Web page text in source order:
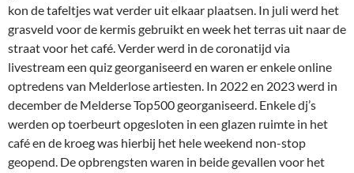
kon de tafeltjes wat verder uit elkaar plaatsen. In juli werd het
grasveld voor de kermis gebruikt en week het terras uit naar de
straat voor het café. Verder werd in de coronatijd via
livestream een quiz georganiseerd en waren er enkele online
optredens van Melderlose artiesten. In 2022 en 2023 werd in
december de Melderse Top500 georganiseerd. Enkele dj’s
werden op toerbeurt opgesloten in een glazen ruimte in het
café en de kroeg was hierbij het hele weekend non-stop
geopend. De opbrengsten waren in beide gevallen voor het